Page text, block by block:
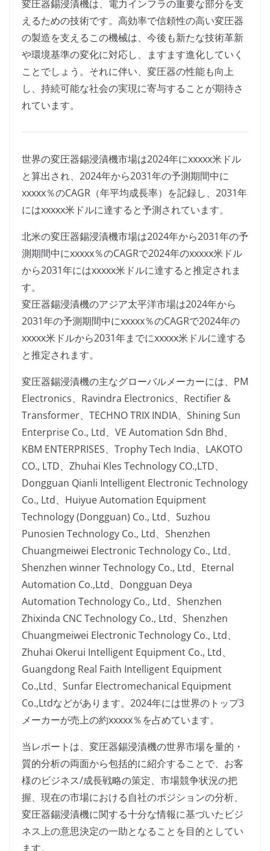
変圧器錫浸漬機は、電力インフラの重要な部分を支
えるための技術です。高効率で信頼性の高い変圧器
の製造を支えるこの機械は、今後も新たな技術革新
や環境基準の変化に対応し、ますます進化していく
ことでしょう。それに伴い、変圧器の性能も向上
し、持続可能な社会の実現に寄与することが期待さ
れています。
世界の変圧器錫浸漬機市場は2024年にxxxxx米ドル
と算出され、2024年から2031年の予測期間中に
xxxxx％のCAGR（年平均成長率）を記録し、2031年
にはxxxxx米ドルに達すると予測されています。
北米の変圧器錫浸漬機市場は2024年から2031年の予
測期間中にxxxxx％のCAGRで2024年のxxxxx米ドル
から2031年にはxxxxx米ドルに達すると推定されま
す。
変圧器錫浸漬機のアジア太平洋市場は2024年から
2031年の予測期間中にxxxxx％のCAGRで2024年の
xxxxx米ドルから2031年までにxxxxx米ドルに達する
と推定されます。
変圧器錫浸漬機の主なグローバルメーカーには、PM
Electronics、Ravindra Electronics、Rectifier &
Transformer、TECHNO TRIX INDIA、Shining Sun
Enterprise Co., Ltd、VE Automation Sdn Bhd、
KBM ENTERPRISES、Trophy Tech India、LAKOTO
CO., LTD、Zhuhai Kles Technology CO.,LTD、
Dongguan Qianli Intelligent Electronic Technology
Co., Ltd、Huiyue Automation Equipment
Technology (Dongguan) Co., Ltd、Suzhou
Punosien Technology Co., Ltd、Shenzhen
Chuangmeiwei Electronic Technology Co., Ltd、
Shenzhen winner Technology Co., Ltd、Eternal
Automation Co.,Ltd、Dongguan Deya
Automation Technology Co., Ltd、Shenzhen
Zhixinda CNC Technology Co., Ltd、Shenzhen
Chuangmeiwei Electronic Technology Co., Ltd、
Zhuhai Okerui Intelligent Equipment Co., Ltd、
Guangdong Real Faith Intelligent Equipment
Co.,Ltd、Sunfar Electromechanical Equipment
Co.,Ltdなどがあります。2024年には世界のトップ3
メーカーが売上の約xxxxx％を占めています。
当レポートは、変圧器錫浸漬機の世界市場を量的・
質的分析の両面から包括的に紹介することで、お客
様のビジネス/成長戦略の策定、市場競争状況の把
握、現在の市場における自社のポジションの分析、
変圧器錫浸漬機に関する十分な情報に基づいたビジ
ネス上の意思決定の一助となることを目的としてい
ます。